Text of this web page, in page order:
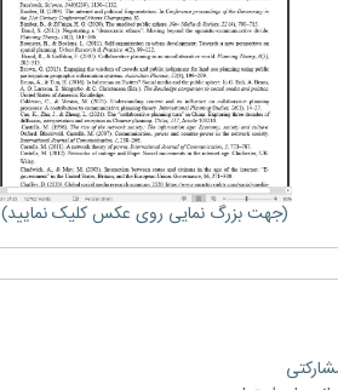
(جهت بزرگ نمایی روی عکس کلیک نمایید)